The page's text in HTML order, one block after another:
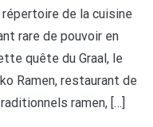
de la cuisine
rare de pouvoir en
quête du Graal, le
Ramen, restaurant de
ramen, […]